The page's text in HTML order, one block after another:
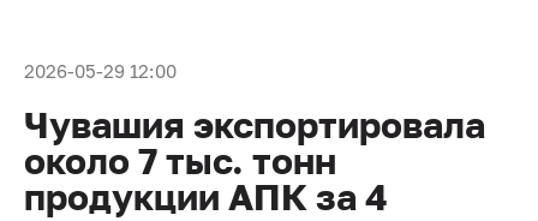
2026-05-29 12:00
Чувашия экспортировала
около 7 тыс. тонн
продукции АПК за 4